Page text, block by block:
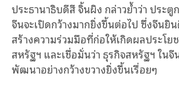
ประธานาธิบดีสีจิ้นผิง กล่าวย้ำว่าประตู
จีนจะเปิดกว้างมากยิ่งขึ้นต่อไปซึ่งจีนยิ
สร้างความร่วมมือที่ก่อให้เกิดผลประโ
สหรัฐฯ และเชื่อมั่นว่า ธุรกิจสหรัฐฯในจี
พัฒนาอย่างกว้างขวางยิ่งขึ้นเรื่อยๆ